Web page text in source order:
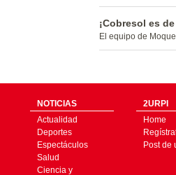
¡Cobresol es
El equipo de
NOTICIAS
Actualidad
Deportes
Espectáculos
Salud
Ciencia y
2URPI
Home
Post de